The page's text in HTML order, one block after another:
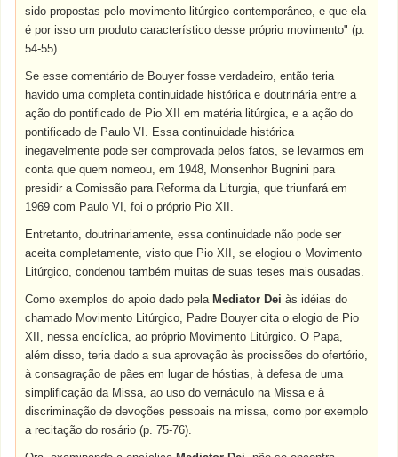
sido propostas pelo movimento litúrgico contemporâneo, e que ela
é por isso um produto característico desse próprio movimento" (p.
54-55).
Se esse comentário de Bouyer fosse verdadeiro, então teria
havido uma completa continuidade histórica e doutrinária entre a
ação do pontificado de Pio XII em matéria litúrgica, e a ação do
pontificado de Paulo VI. Essa continuidade histórica
inegavelmente pode ser comprovada pelos fatos, se levarmos em
conta que quem nomeou, em 1948, Monsenhor Bugnini para
presidir a Comissão para Reforma da Liturgia, que triunfará em
1969 com Paulo VI, foi o próprio Pio XII.
Entretanto, doutrinariamente, essa continuidade não pode ser
aceita completamente, visto que Pio XII, se elogiou o Movimento
Litúrgico, condenou também muitas de suas teses mais ousadas.
Como exemplos do apoio dado pela Mediator Dei às idéias do
chamado Movimento Litúrgico, Padre Bouyer cita o elogio de Pio
XII, nessa encíclica, ao próprio Movimento Litúrgico. O Papa,
além disso, teria dado a sua aprovação às procissões do ofertório,
à consagração de pães em lugar de hóstias, à defesa de uma
simplificação da Missa, ao uso do vernáculo na Missa e à
discriminação de devoções pessoais na missa, como por exemplo
a recitação do rosário (p. 75-76).